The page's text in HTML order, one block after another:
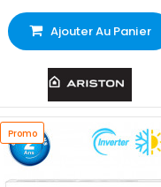
Ajouter Au Panier
Promo